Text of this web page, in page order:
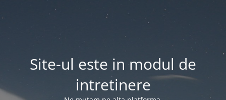
Site-ul este in modul de
intretinere